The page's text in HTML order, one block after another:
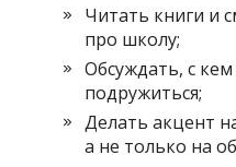
Читать книги и
про школу;
Обсуждать, с
подружиться;
Делать акцент
а не только на